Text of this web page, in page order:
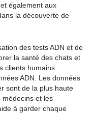
également aux
la découverte de
des tests ADN et de
la santé des chats et
clients humains
ADN. Les données
sont de la plus haute
médecins et les
à garder chaque